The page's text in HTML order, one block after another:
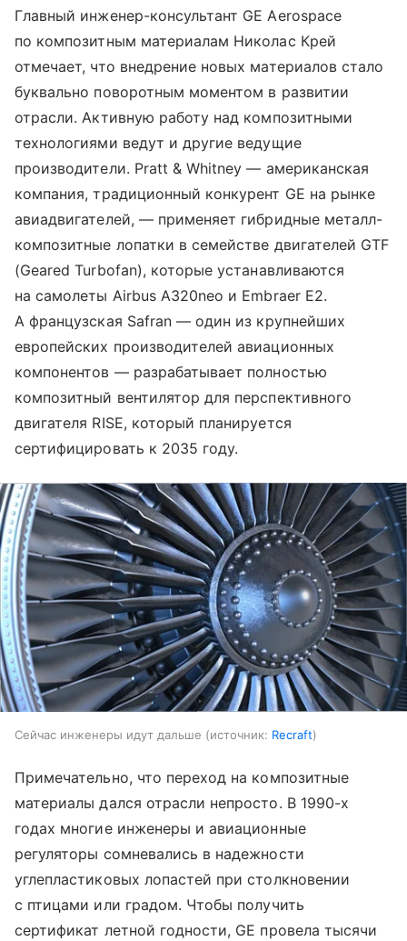
Главный инженер-консультант GE Aerospace
по композитным материалам Николас Крей
отмечает, что внедрение новых материалов стало
буквально поворотным моментом в развитии
отрасли. Активную работу над композитными
технологиями ведут и другие ведущие
производители. Pratt & Whitney — американская
компания, традиционный конкурент GE на рынке
авиадвигателей, — применяет гибридные металл-
композитные лопатки в семействе двигателей GTF
(Geared Turbofan), которые устанавливаются
на самолеты Airbus A320neo и Embraer E2.
А французская Safran — один из крупнейших
европейских производителей авиационных
компонентов — разрабатывает полностью
композитный вентилятор для перспективного
двигателя RISE, который планируется
сертифицировать к 2035 году.
Сейчас инженеры идут дальше источник: Recraft
Примечательно, что переход на композитные
материалы дался отрасли непросто. В 1990-х
годах многие инженеры и авиационные
регуляторы сомневались в надежности
углепластиковых лопастей при столкновении
с птицами или градом. Чтобы получить
сертификат летной годности, GE провела тысячи